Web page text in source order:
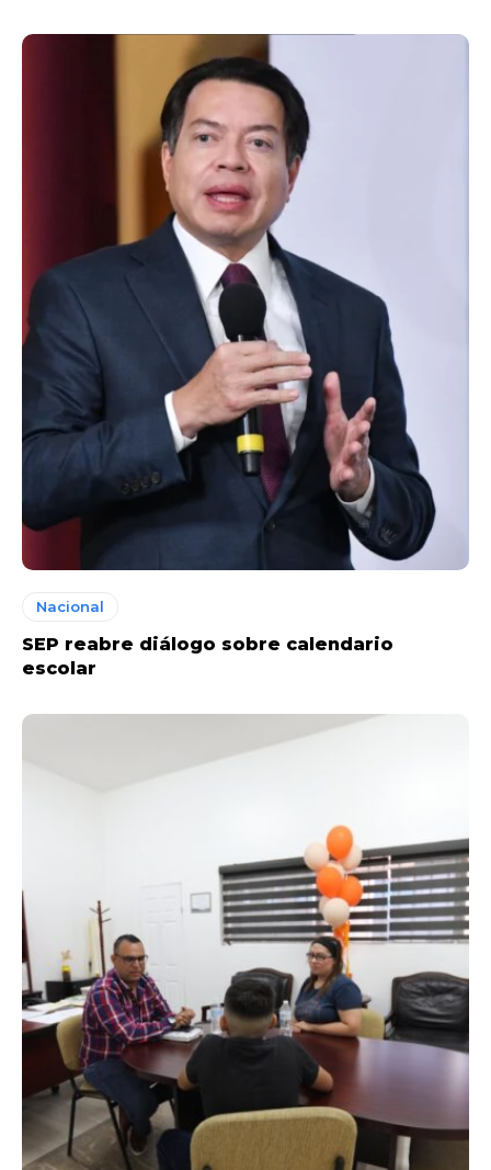
Nacional
SEP reabre diálogo sobre calendario
escolar